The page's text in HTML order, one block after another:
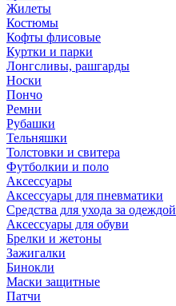
Жилеты
Костюмы
Кофты флисовые
Куртки и парки
Лонгсливы, рашгарды
Носки
Пончо
Ремни
Рубашки
Тельняшки
Толстовки и свитера
Футболкии и поло
Аксессуары
Аксессуары для пневматики
Средства для ухода за одеждой
Аксессуары для обуви
Брелки и жетоны
Зажигалки
Бинокли
Маски защитные
Патчи